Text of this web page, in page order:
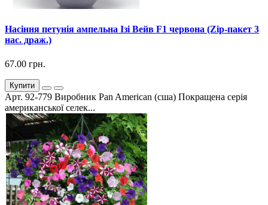
Насіння петунія ампельна Ізі Вейв F1 червона (Zip-пакет 3
нас. драж.)
67.00 грн.
Купити
Арт. 92-779 Виробник Pan American (сша) Покращена серія
американської селек...